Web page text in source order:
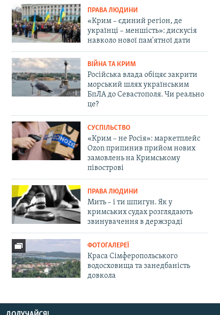
ПРАВА ЛЮДИНИ
«Крим – єдиний регіон, де
українці – меншість»: дискусія
навколо нової пам'ятної дати
ВІЙНА ТА КРИМ
Російська влада обіцяє закрити
морський шлях українським
БпЛА до Севастополя. Чи реально
це?
СУСПІЛЬСТВО
«Крим – не Росія»: маркетплейс
Ozon припинив прийом нових
замовлень на Кримському
півострові
ПРАВА ЛЮДИНИ
Мить – і ти шпигун. Як у
кримських судах розглядають
звинувачення в держзраді
ФОТОГАЛЕРЕЇ
Краса Сімферопольського
водосховища та занедбаність
довкола